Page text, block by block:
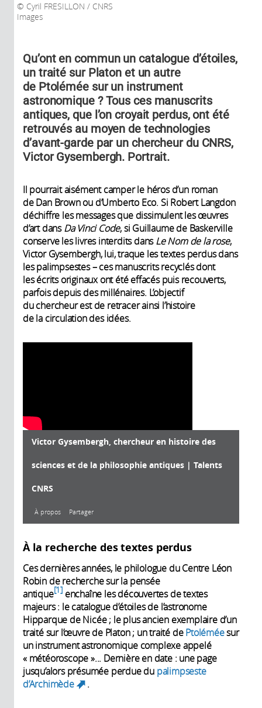
Cyril FRESILLON / CNRS
Images
Qu’ont en commun un catalogue d’étoiles,
un traité sur Platon et un autre
de Ptolémée sur un instrument
astronomique ? Tous ces manuscrits
antiques, que l’on croyait perdus, ont été
retrouvés au moyen de technologies
d’avant-garde par un chercheur du CNRS,
Victor Gysembergh. Portrait.
Il pourrait aisément camper le héros d’un roman
de Dan Brown ou d’Umberto Eco. Si Robert Langdon
déchiffre les messages que dissimulent les œuvres
d’art dansDa Vinci Code, si Guillaume de Baskerville
conserve les livres interdits dansLe Nom de la rose,
Victor Gysembergh, lui, traque les textes perdus dans
les palimpsestes – ces manuscrits recyclés dont
les écrits originaux ont été effacés puis recouverts,
parfois depuis des millénaires. L’objectif
du chercheur est de retracer ainsi l’histoire
de la circulation des idées.
Victor Gysembergh, chercheur en histoire des
sciences et de la philosophie antiques | Talents
CNRS
À propos Partager
À propos
Année de
production:
2026
À la recherche des textes perdus
Ces dernières années, le philologue du Centre Léon
Robin de recherche sur la pensée
antique 1 enchaîne les découvertes de textes
majeurs : le catalogue d’étoiles de l’astronome
Hipparque de Nicée ; le plus ancien exemplaire d’un
traité sur l’œuvre de Platon ; un traité dePtoléméesur
un instrument astronomique complexe appelé
« météoroscope »... Dernière en date : une page
jusqu’alors présumée perdue du palimpseste
d’Archimède
(link is external)
.